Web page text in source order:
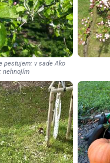
pestujem: v sade Ako
nehnojím